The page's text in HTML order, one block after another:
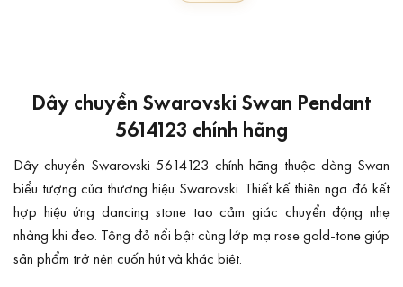
Dây chuyền Swarovski Swan Pendant
5614123 chính hãng
Dây chuyền Swarovski 5614123 chính hãng thuộc dòng Swan
biểu tượng của thương hiệu Swarovski. Thiết kế thiên nga đỏ kết
hợp hiệu ứng dancing stone tạo cảm giác chuyển động nhẹ
nhàng khi đeo. Tông đỏ nổi bật cùng lớp mạ rose gold-tone giúp
sản phẩm trở nên cuốn hút và khác biệt.